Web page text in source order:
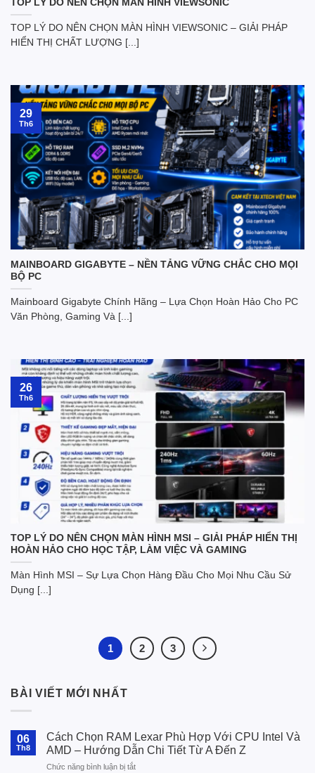
TOP LÝ DO NÊN CHỌN MÀN HÌNH VIEWSONIC
TOP LÝ DO NÊN CHỌN MÀN HÌNH VIEWSONIC – GIẢI PHÁP
HIỂN THỊ CHẤT LƯỢNG [...]
MAINBOARD GIGABYTE – NỀN TẢNG VỮNG CHẮC CHO MỌI
BỘ PC
Mainboard Gigabyte Chính Hãng – Lựa Chọn Hoàn Hảo Cho PC
Văn Phòng, Gaming Và [...]
29
Th6
TOP LÝ DO NÊN CHỌN MÀN HÌNH MSI – GIẢI PHÁP HIỂN THỊ
HOÀN HẢO CHO HỌC TẬP, LÀM VIỆC VÀ GAMING
Màn Hình MSI – Sự Lựa Chọn Hàng Đầu Cho Mọi Nhu Cầu Sử
Dụng [...]
26
Th6
1 2 3
BÀI VIẾT MỚI NHẤT
06
Th8
Cách Chọn RAM Lexar Phù Hợp Với CPU Intel Và
AMD – Hướng Dẫn Chi Tiết Từ A Đến Z
Chức năng bình luận bị tắtở